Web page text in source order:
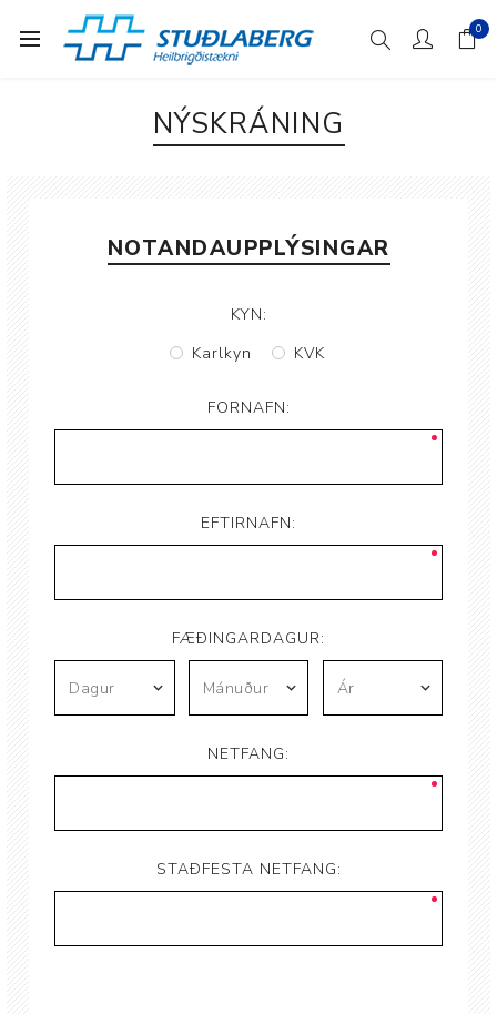
0
NÝSKRÁNING
NOTANDAUPPLÝSINGAR
KYN:
Karlkyn
KVK
FORNAFN:
EFTIRNAFN:
FÆÐINGARDAGUR:
NETFANG:
STAÐFESTA NETFANG: